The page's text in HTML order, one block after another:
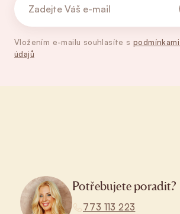
Vložením e-mailu souhlasíte s
údajů
Potřebujete poradit?
773 113 223